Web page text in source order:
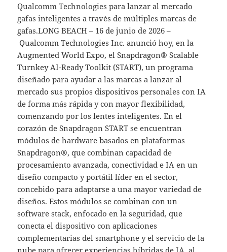
Qualcomm Technologies para lanzar al mercado
gafas inteligentes a través de múltiples marcas de
gafas.LONG BEACH – 16 de junio de 2026 –
Qualcomm Technologies Inc. anunció hoy, en la
Augmented World Expo, el Snapdragon® Scalable
Turnkey AI-Ready Toolkit (START), un programa
diseñado para ayudar a las marcas a lanzar al
mercado sus propios dispositivos personales con IA
de forma más rápida y con mayor flexibilidad,
comenzando por los lentes inteligentes. En el
corazón de Snapdragon START se encuentran
módulos de hardware basados en plataformas
Snapdragon®, que combinan capacidad de
procesamiento avanzada, conectividad e IA en un
diseño compacto y portátil líder en el sector,
concebido para adaptarse a una mayor variedad de
diseños. Estos módulos se combinan con un
software stack, enfocado en la seguridad, que
conecta el dispositivo con aplicaciones
complementarias del smartphone y el servicio de la